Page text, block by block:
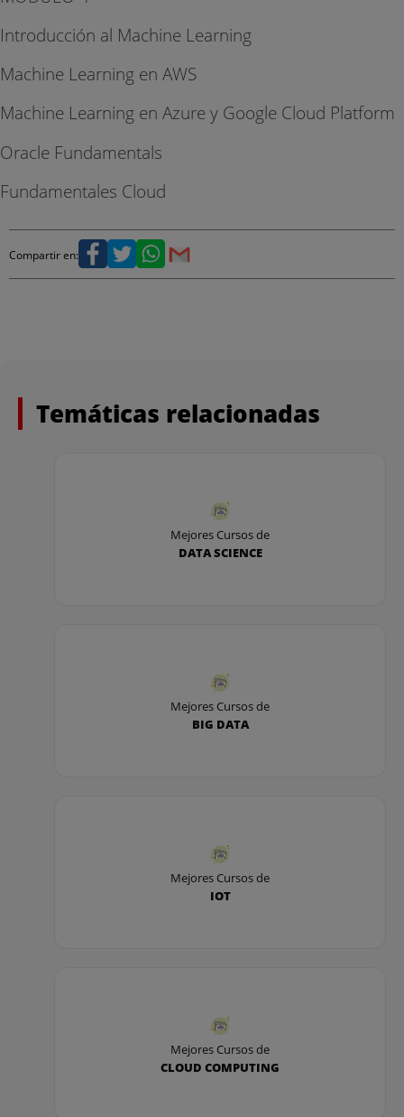
Introducción al Machine Learning
Machine Learning en AWS
Machine Learning en Azure y Google Cloud Platform
Oracle Fundamentals
Fundamentales Cloud
Compartir en:
Temáticas relacionadas
Mejores Cursos de
DATA SCIENCE
Mejores Cursos de
BIG DATA
Mejores Cursos de
IOT
Mejores Cursos de
CLOUD COMPUTING